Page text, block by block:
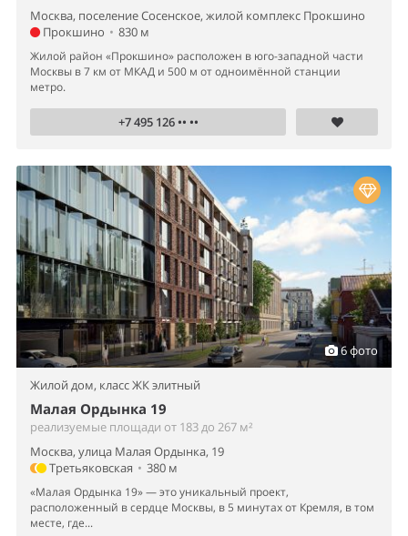
Москва, поселение Сосенское, жилой комплекс Прокшино
Прокшино • 830 м
Жилой район «Прокшино» расположен в юго-западной части
Москвы в 7 км от МКАД и 500 м от одноимённой станции
метро.
+7 495 126 •• ••
6 фото
Жилой дом, класс ЖК элитный
Малая Ордынка 19
реализуемые площади от 183 до 267 м²
Москва, улица Малая Ордынка, 19
Третьяковская • 380 м
«Малая Ордынка 19» — это уникальный проект,
расположенный в сердце Москвы, в 5 минутах от Кремля, в том
месте, где...